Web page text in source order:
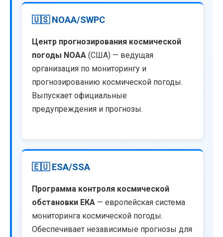
🇺🇸 NOAA/SWPC
Центр прогнозирования космической
погоды NOAA (США) — ведущая
организация по мониторингу и
прогнозированию космической погоды.
Выпускает официальные
предупреждения и прогнозы.
🇪🇺 ESA/SSA
Программа контроля космической
обстановки ЕКА — европейская система
мониторинга космической погоды.
Обеспечивает независимые прогнозы для